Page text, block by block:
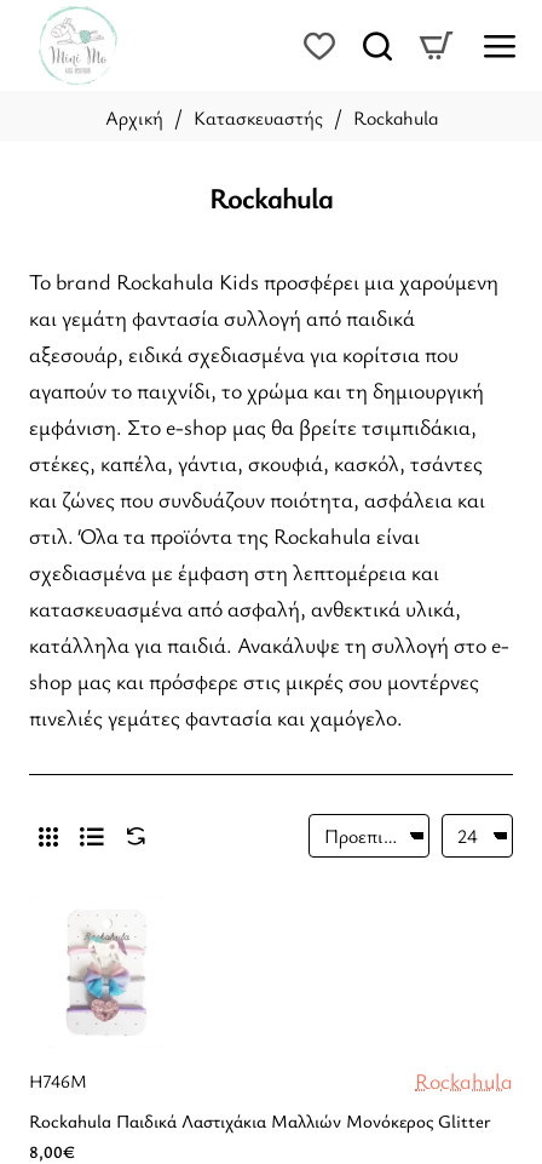
Rockahula
Κατασκευαστής Rockahula
Το brand Rockahula Kids προσφέρει μια χαρούμενη
και γεμάτη φαντασία συλλογή από παιδικά
αξεσουάρ, ειδικά σχεδιασμένα για κορίτσια που
αγαπούν το παιχνίδι, το χρώμα και τη δημιουργική
εμφάνιση. Στο e-shop μας θα βρείτε τσιμπιδάκια,
στέκες, καπέλα, γάντια, σκουφιά, κασκόλ, τσάντες
και ζώνες που συνδυάζουν ποιότητα, ασφάλεια και
στιλ. Όλα τα προϊόντα της Rockahula είναι
σχεδιασμένα με έμφαση στη λεπτομέρεια και
κατασκευασμένα από ασφαλή, ανθεκτικά υλικά,
κατάλληλα για παιδιά. Ανακάλυψε τη συλλογή στο e-
shop μας και πρόσφερε στις μικρές σου μοντέρνες
πινελιές γεμάτες φαντασία και χαμόγελο.
H746M Rockahula
Rockahula Παιδικά Λαστιχάκια Μαλλιών Μονόκερος Glitter
8,00€